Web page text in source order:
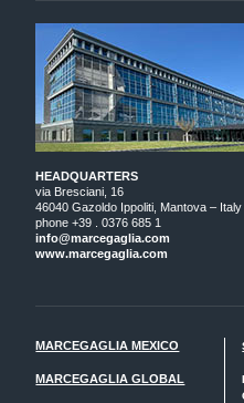
HEADQUARTERS
via Bresciani, 16
46040 Gazoldo Ippoliti, Mantova – Italy
phone +39 . 0376 685 1
info@marcegaglia.com
www.marcegaglia.com
MARCEGAGLIA MEXICO
MARCEGAGLIA GLOBAL